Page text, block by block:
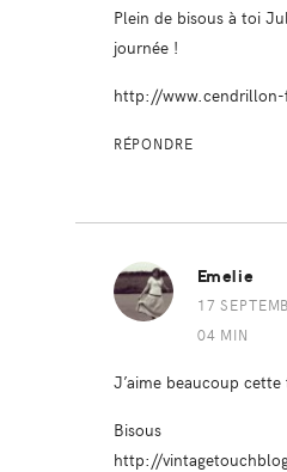
Plein de bisous à toi
journée !
http://
RÉPONDRE
Emelie
17
04 MIN
J’aime beaucoup cette
Bisous
http://